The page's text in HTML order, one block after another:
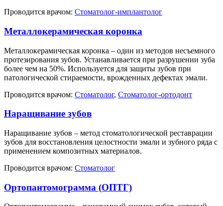
Проводится врачом: Стоматолог-имплантолог
Металлокерамическая коронка
Металлокерамическая коронка – один из методов несъемного
протезирования зубов. Устанавливается при разрушении зуба
более чем на 50%. Используется для защиты зубов при
патологической стираемости, врожденных дефектах эмали.
Проводится врачом: Стоматолог, Стоматолог-ортодонт
Наращивание зубов
Наращивание зубов – метод стоматологической реставрации
зубов для восстановления целостности эмали и зубного ряда с
применением композитных материалов.
Проводится врачом: Стоматолог
Ортопантомограмма (ОПТГ)